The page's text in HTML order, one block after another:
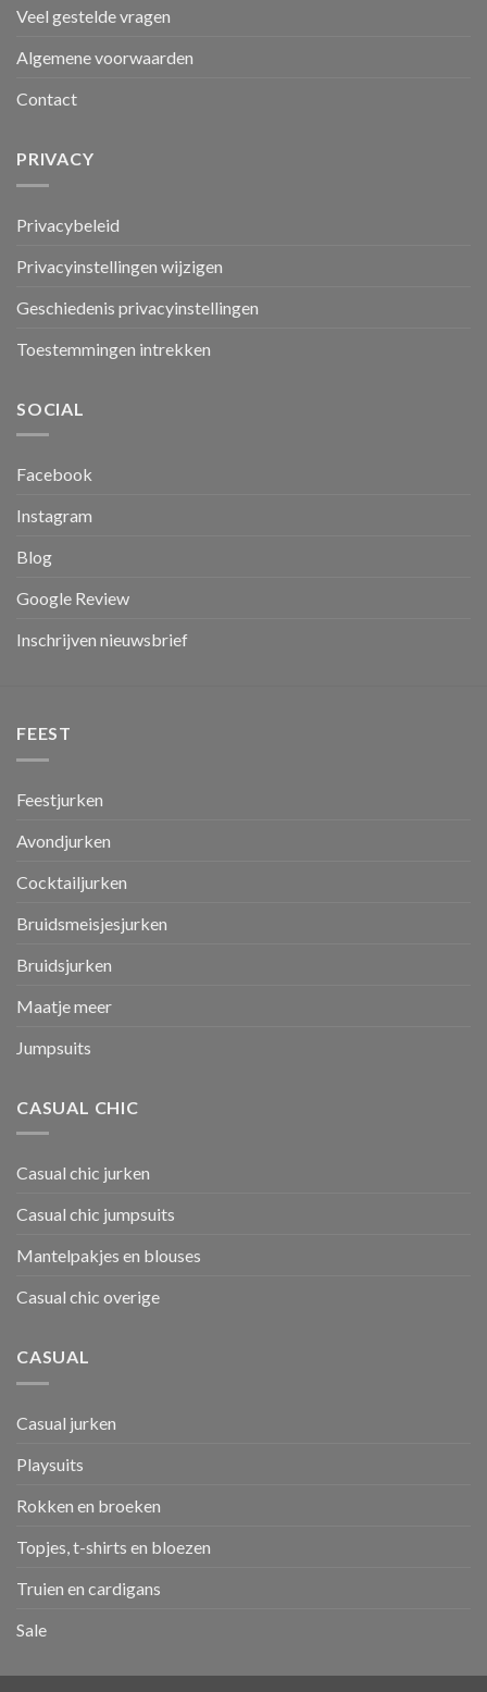
Veel gestelde vragen
Algemene voorwaarden
Contact
PRIVACY
Privacybeleid
Privacyinstellingen wijzigen
Geschiedenis privacyinstellingen
Toestemmingen intrekken
SOCIAL
Facebook
Instagram
Blog
Google Review
Inschrijven nieuwsbrief
FEEST
Feestjurken
Avondjurken
Cocktailjurken
Bruidsmeisjesjurken
Bruidsjurken
Maatje meer
Jumpsuits
CASUAL CHIC
Casual chic jurken
Casual chic jumpsuits
Mantelpakjes en blouses
Casual chic overige
CASUAL
Casual jurken
Playsuits
Rokken en broeken
Topjes, t-shirts en bloezen
Truien en cardigans
Sale